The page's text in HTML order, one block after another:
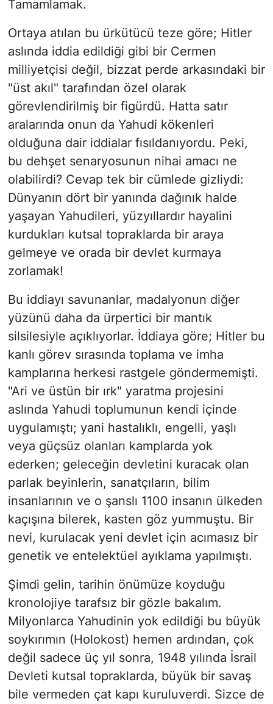
Tamamlamak.
​Ortaya atılan bu ürkütücü teze göre; Hitler
aslında iddia edildiği gibi bir Cermen
milliyetçisi değil, bizzat perde arkasındaki bir
"üst akıl" tarafından özel olarak
görevlendirilmiş bir figürdü. Hatta satır
aralarında onun da Yahudi kökenleri
olduğuna dair iddialar fısıldanıyordu. Peki,
bu dehşet senaryosunun nihai amacı ne
olabilirdi? Cevap tek bir cümlede gizliydi:
Dünyanın dört bir yanında dağınık halde
yaşayan Yahudileri, yüzyıllardır hayalini
kurdukları kutsal topraklarda bir araya
gelmeye ve orada bir devlet kurmaya
zorlamak!
​Bu iddiayı savunanlar, madalyonun diğer
yüzünü daha da ürpertici bir mantık
silsilesiyle açıklıyorlar. İddiaya göre; Hitler bu
kanlı görev sırasında toplama ve imha
kamplarına herkesi rastgele göndermemişti.
"Ari ve üstün bir ırk" yaratma projesini
aslında Yahudi toplumunun kendi içinde
uygulamıştı; yani hastalıklı, engelli, yaşlı
veya güçsüz olanları kamplarda yok
ederken; geleceğin devletini kuracak olan
parlak beyinlerin, sanatçıların, bilim
insanlarının ve o şanslı 1100 insanın ülkeden
kaçışına bilerek, kasten göz yummuştu. Bir
nevi, kurulacak yeni devlet için acımasız bir
genetik ve entelektüel ayıklama yapılmıştı.
​Şimdi gelin, tarihin önümüze koyduğu
kronolojiye tarafsız bir gözle bakalım.
Milyonlarca Yahudinin yok edildiği bu büyük
soykırımın (Holokost) hemen ardından, çok
değil sadece üç yıl sonra, 1948 yılında İsrail
Devleti kutsal topraklarda, büyük bir savaş
bile vermeden çat kapı kuruluverdi. Sizce de